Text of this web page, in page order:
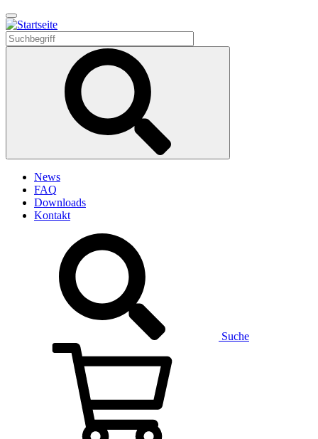
Direkt
zum
Inhalt
News
FAQ
Downloads
Kontakt
Suche